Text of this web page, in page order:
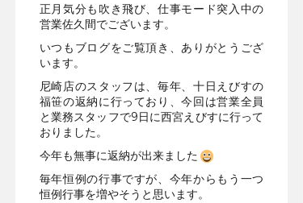
正月気分も吹き飛び、仕事モード突入中の
営業佐久間でございます。
いつもブログをご覧頂き、ありがとうござ
います。
尼崎店のスタッフは、毎年、十日えびすの
福笹の返納に行っており、今回は営業全員
と業務スタッフで9日に西宮えびすに行って
おりました。
今年も無事に返納が出来ました
毎年恒例の行事ですが、今年からもう一つ
恒例行事を増やそうと思います。